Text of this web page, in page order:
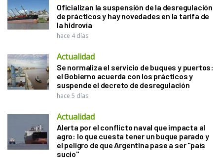
Oficializan la suspensión de la desregulación
de prácticos y hay novedades en la tarifa de
la hidrovía
hace 4 días
Actualidad
Se normaliza el servicio de buques y puertos:
el Gobierno acuerda con los prácticos y
suspende el decreto de desregulación
hace 5 días
Actualidad
Alerta por el conflicto naval que impacta al
agro: lo que cuesta tener un buque parado y
el peligro de que Argentina pase a ser "país
sucio"